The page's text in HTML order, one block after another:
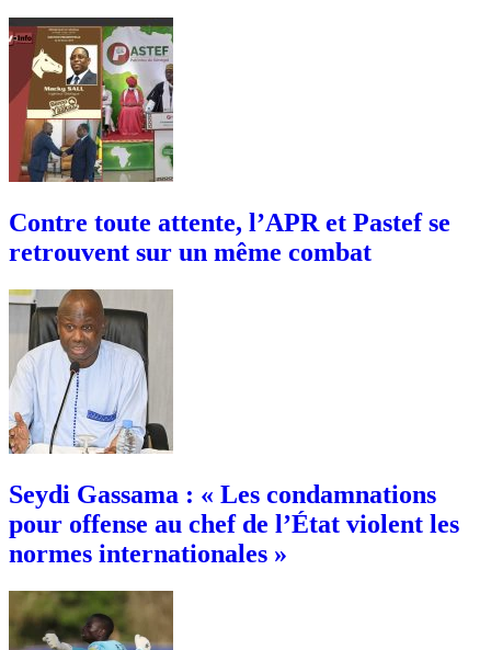
Contre toute attente, l’APR et Pastef se
retrouvent sur un même combat
Seydi Gassama : « Les condamnations
pour offense au chef de l’État violent les
normes internationales »